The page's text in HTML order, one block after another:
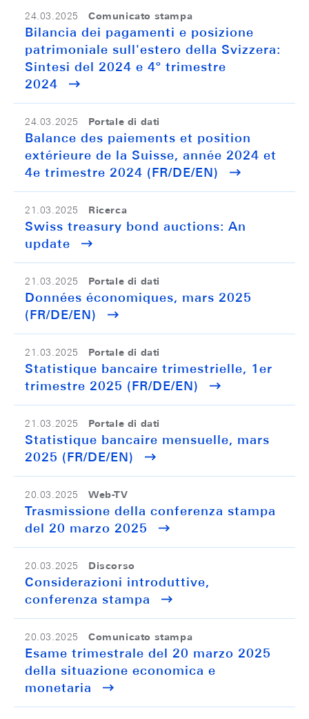
24.03.2025 Comunicato stampa
Bilancia dei pagamenti e posizione
patrimoniale sull'estero della Svizzera:
Sintesi del 2024 e 4º trimestre
2024
24.03.2025 Portale di dati
Balance des paiements et position
extérieure de la Suisse, année 2024 et
4e trimestre 2024 (FR/DE/EN)
21.03.2025 Ricerca
Swiss treasury bond auctions: An
update
21.03.2025 Portale di dati
Données économiques, mars 2025
(FR/DE/EN)
21.03.2025 Portale di dati
Statistique bancaire trimestrielle, 1er
trimestre 2025 (FR/DE/EN)
21.03.2025 Portale di dati
Statistique bancaire mensuelle, mars
2025 (FR/DE/EN)
20.03.2025 Web-TV
Trasmissione della conferenza stampa
del 20 marzo 2025
20.03.2025 Discorso
Considerazioni introduttive,
conferenza stampa
20.03.2025 Comunicato stampa
Esame trimestrale del 20 marzo 2025
della situazione economica e
monetaria